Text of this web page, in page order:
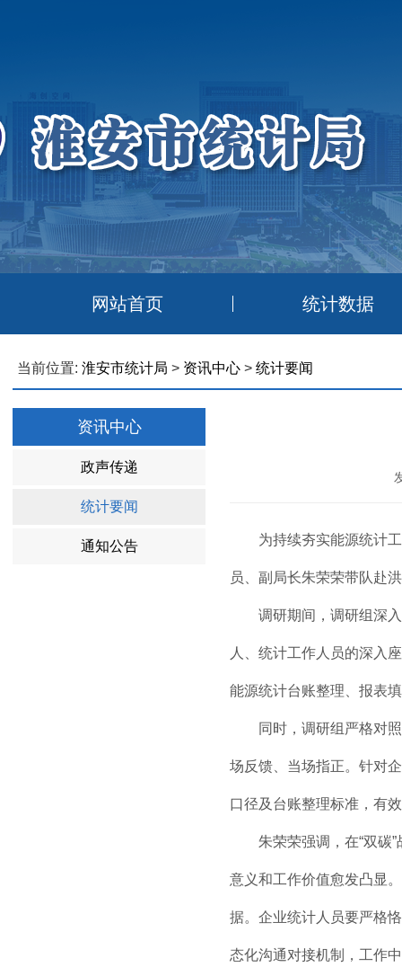
网站首页 统计数据
当前位置: 淮安市统计局 > 资讯中心 > 统计要闻
资讯中心
政声传递
统计要闻
通知公告 为持续夯实能源统计工
员、副局长朱荣荣带队赴
调研期间，调研组深入
人、统计工作人员的深入
能源统计台账整理、报表
同时，调研组严格对照
场反馈、当场指正。针对
口径及台账整理标准，有
朱荣荣强调，在“双碳”
意义和工作价值愈发凸显
据。企业统计人员要严格
态化沟通对接机制，工作